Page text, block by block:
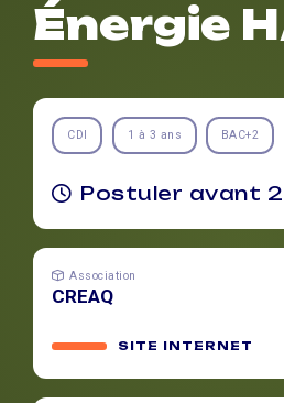
Énergie
CDI 1 à 3 ans BAC+2
Postuler avant
Association
CREAQ
SITE INTERNET